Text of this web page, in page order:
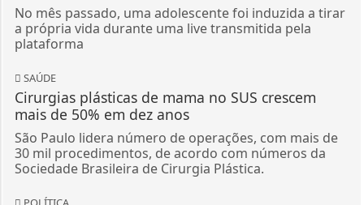
No mês passado, uma adolescente foi induzida a tirar
a própria vida durante uma live transmitida pela
plataforma
SAÚDE
Cirurgias plásticas de mama no SUS crescem
mais de 50% em dez anos
São Paulo lidera número de operações, com mais de
30 mil procedimentos, de acordo com números da
Sociedade Brasileira de Cirurgia Plástica.